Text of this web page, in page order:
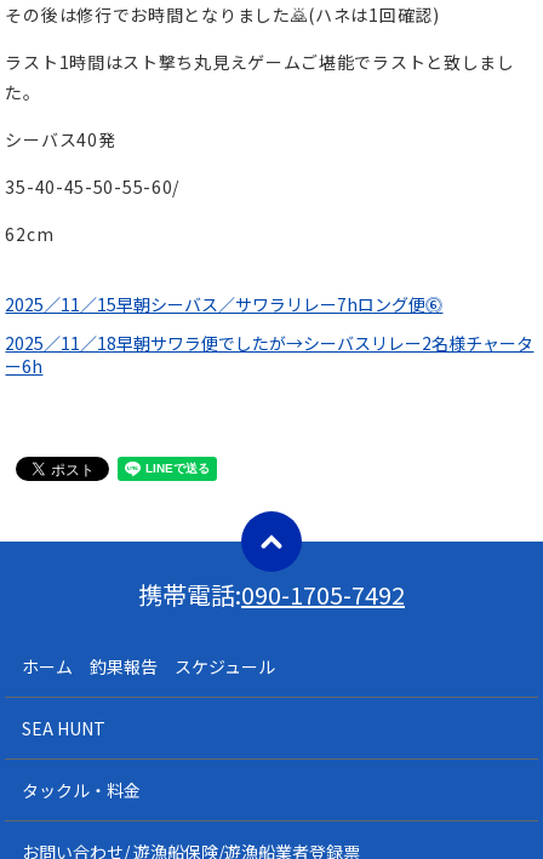
その後は修行でお時間となりました🙇(ハネは1回確認)
ラスト1時間はスト撃ち丸見えゲームご堪能でラストと致しまし
た。
シーバス40発
35-40-45-50-55-60/
62cm
2025／11／15早朝シーバス／サワラリレー7hロング便⓺
2025／11／18早朝サワラ便でしたが→シーバスリレー2名様チャータ
ー6h
携帯電話:090-1705-7492
ホーム 釣果報告 スケジュール
SEA HUNT
タックル・料金
お問い合わせ/ 遊漁船保険/遊漁船業者登録票